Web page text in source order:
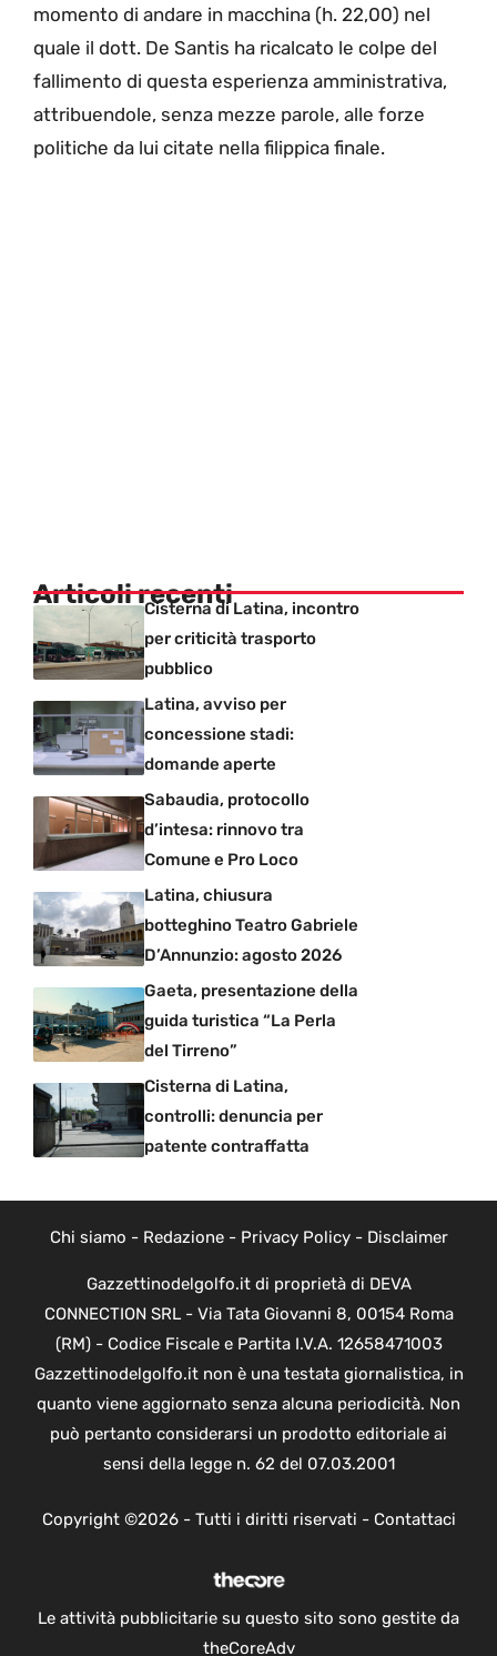
momento di andare in macchina (h. 22,00) nel
quale il dott. De Santis ha ricalcato le colpe del
fallimento di questa esperienza amministrativa,
attribuendole, senza mezze parole, alle forze
politiche da lui citate nella filippica finale.
Articoli recentiCisterna di Latina, incontro
per criticità trasporto
pubblico
Latina, avviso per
concessione stadi:
domande aperte
Sabaudia, protocollo
d’intesa: rinnovo tra
Comune e Pro Loco
Latina, chiusura
botteghino Teatro Gabriele
D’Annunzio: agosto 2026
Gaeta, presentazione della
guida turistica “La Perla
del Tirreno”
Cisterna di Latina,
controlli: denuncia per
patente contraffatta
Chi siamo - Redazione- Privacy Policy- Disclaimer
Gazzettinodelgolfo.it di proprietà di DEVA
CONNECTION SRL - Via Tata Giovanni 8, 00154 Roma
(RM) - Codice Fiscale e Partita I.V.A. 12658471003
Gazzettinodelgolfo.it non è una testata giornalistica, in
quanto viene aggiornato senza alcuna periodicità. Non
può pertanto considerarsi un prodotto editoriale ai
sensi della legge n. 62 del 07.03.2001
Copyright ©2026 - Tutti i diritti riservati - Contattaci
Le attività pubblicitarie su questo sito sono gestite da
theCoreAdv